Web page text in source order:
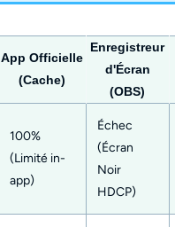
App Officielle
(Cache)
Enregistreur
d'Écran
(OBS)
100%
(Limité in-
app)
Échec
(Écran
Noir
HDCP)